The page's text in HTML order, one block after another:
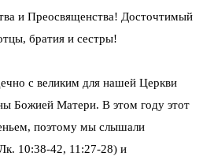
и Преосвященства! Досточтимый
братия и сестры!
с великим для нашей Церкви
Божией Матери. В этом году этот
поэтому мы слышали
10:38-42, 11:27-28) и